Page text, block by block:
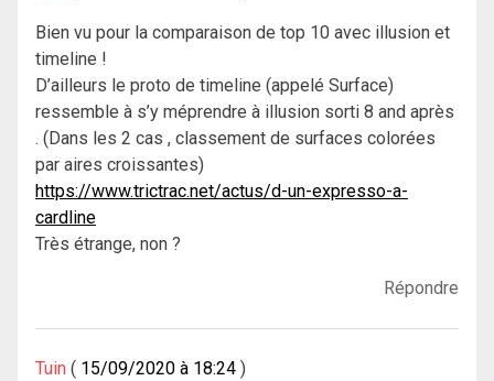
Bien vu pour la comparaison de top 10 avec illusion et
timeline !
D’ailleurs le proto de timeline (appelé Surface)
ressemble à s’y méprendre à illusion sorti 8 and après
. (Dans les 2 cas , classement de surfaces colorées
par aires croissantes)
https://www.trictrac.net/actus/d-un-expresso-a-
cardline
Très étrange, non ?
Répondre
Tuin 15/09/2020 à 18:24